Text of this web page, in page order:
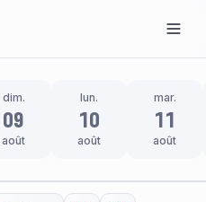
dim.
09
août
lun.
10
août
mar.
11
août